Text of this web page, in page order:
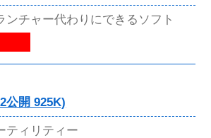
ンチャー代わりにできるソフト
公開 925K)
ティリティー